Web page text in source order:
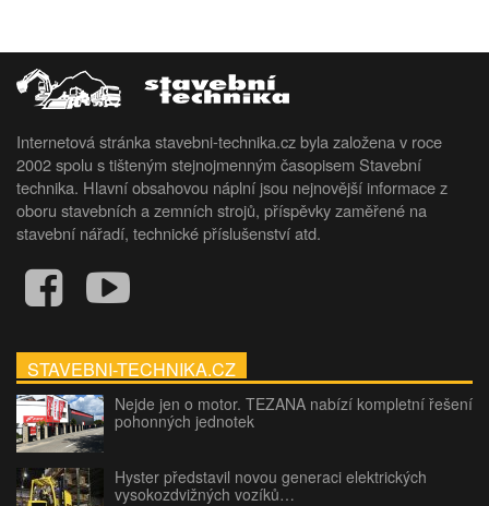
Internetová stránka stavebni-technika.cz byla založena v roce
2002 spolu s tišteným stejnojmenným časopisem Stavební
technika. Hlavní obsahovou náplní jsou nejnovější informace z
oboru stavebních a zemních strojů, příspěvky zaměřené na
stavební nářadí, technické příslušenství atd.
STAVEBNI-TECHNIKA.CZ
Nejde jen o motor. TEZANA nabízí kompletní řešení
pohonných jednotek
Hyster představil novou generaci elektrických
vysokozdvižných vozíků…